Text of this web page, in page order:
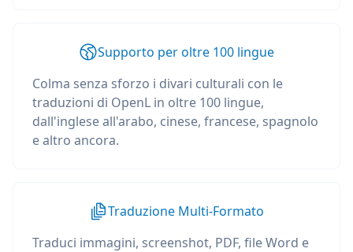
Supporto per oltre 100 lingue
Colma senza sforzo i divari culturali con le
traduzioni di OpenL in oltre 100 lingue,
dall'inglese all'arabo, cinese, francese, spagnolo
e altro ancora.
Traduzione Multi-Formato
Traduci immagini, screenshot, PDF, file Word e